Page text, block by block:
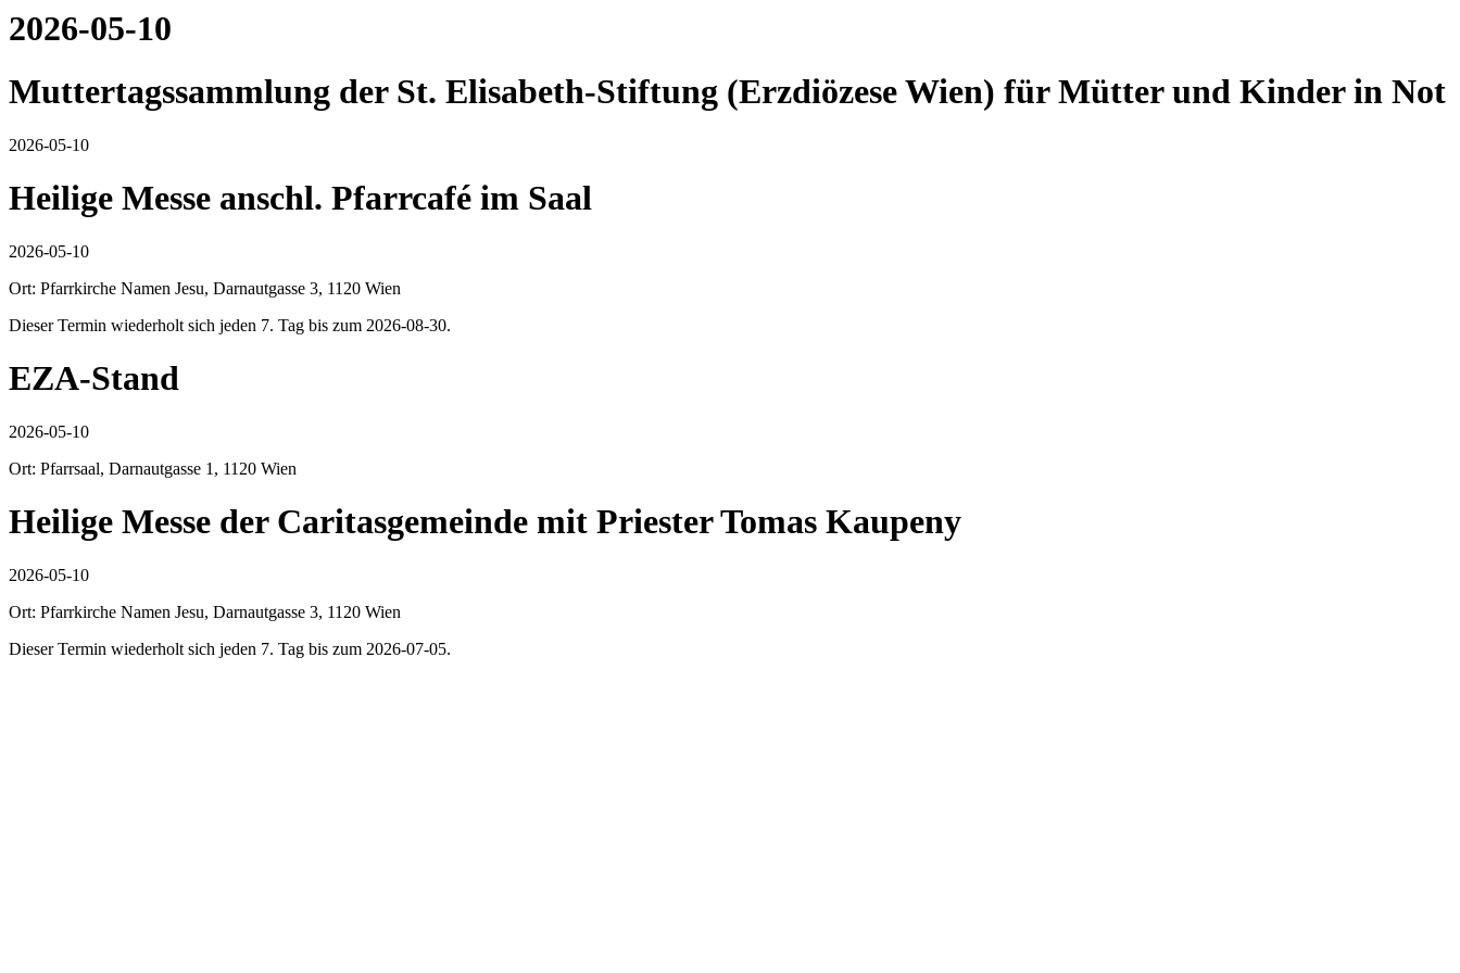
2026-05-10
Muttertagssammlung der St. Elisabeth-Stiftung (Erzdiözese Wien) für Mütter und Kinder in Not
2026-05-10
Heilige Messe anschl. Pfarrcafé im Saal
2026-05-10
Ort: Pfarrkirche Namen Jesu, Darnautgasse 3, 1120 Wien
Dieser Termin wiederholt sich jeden 7. Tag bis zum 2026-08-30.
EZA-Stand
2026-05-10
Ort: Pfarrsaal, Darnautgasse 1, 1120 Wien
Heilige Messe der Caritasgemeinde mit Priester Tomas Kaupeny
2026-05-10
Ort: Pfarrkirche Namen Jesu, Darnautgasse 3, 1120 Wien
Dieser Termin wiederholt sich jeden 7. Tag bis zum 2026-07-05.